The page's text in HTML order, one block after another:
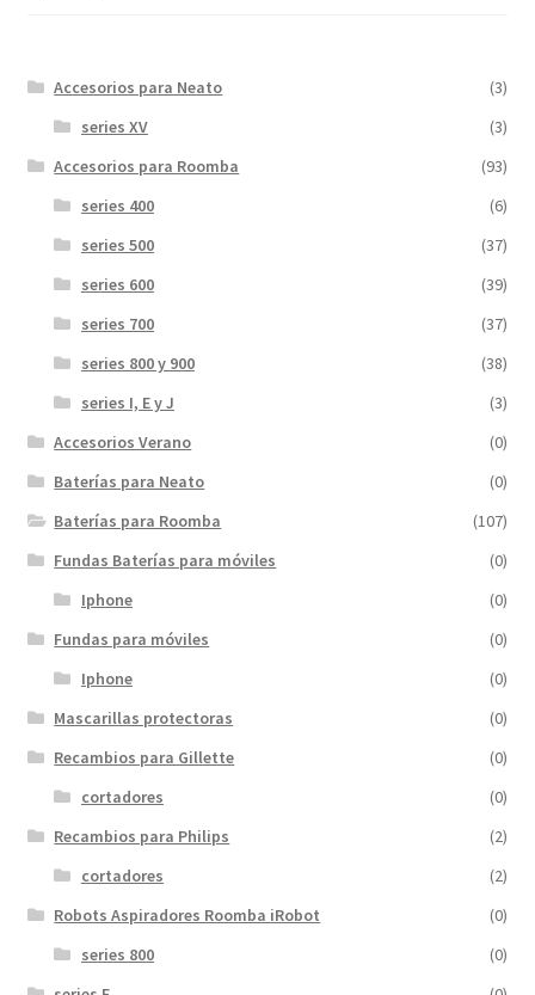
54,99€.32,99€.
Accesorios para Neato
(3)
series XV
(3)
Accesorios para Roomba
(93)
series 400
(6)
series 500
(37)
series 600
(39)
series 700
(37)
series 800 y 900
(38)
series I, E y J
(3)
Accesorios Verano
(0)
Baterías para Neato
(0)
Baterías para Roomba
(107)
Fundas Baterías para móviles
(0)
Iphone
(0)
Fundas para móviles
(0)
Iphone
(0)
Mascarillas protectoras
(0)
Recambios para Gillette
(0)
cortadores
(0)
Recambios para Philips
(2)
cortadores
(2)
Robots Aspiradores Roomba iRobot
(0)
series 800
(0)